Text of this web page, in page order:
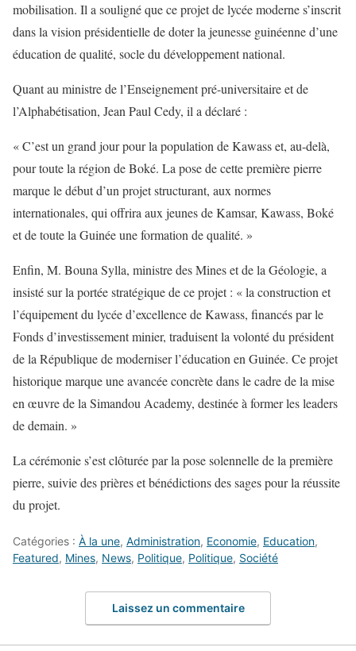
mobilisation. Il a souligné que ce projet de lycée moderne s’inscrit
dans la vision présidentielle de doter la jeunesse guinéenne d’une
éducation de qualité, socle du développement national.
Quant au ministre de l’Enseignement pré-universitaire et de
l’Alphabétisation, Jean Paul Cedy, il a déclaré :
« C’est un grand jour pour la population de Kawass et, au-delà,
pour toute la région de Boké. La pose de cette première pierre
marque le début d’un projet structurant, aux normes
internationales, qui offrira aux jeunes de Kamsar, Kawass, Boké
et de toute la Guinée une formation de qualité. »
Enfin, M. Bouna Sylla, ministre des Mines et de la Géologie, a
insisté sur la portée stratégique de ce projet : « la construction et
l’équipement du lycée d’excellence de Kawass, financés par le
Fonds d’investissement minier, traduisent la volonté du président
de la République de moderniser l’éducation en Guinée. Ce projet
historique marque une avancée concrète dans le cadre de la mise
en œuvre de la Simandou Academy, destinée à former les leaders
de demain. »
La cérémonie s’est clôturée par la pose solennelle de la première
pierre, suivie des prières et bénédictions des sages pour la réussite
du projet.
Catégories : À la une, Administration, Economie, Education,
Featured, Mines, News, Politique, Politique, Société
Laissez un commentaire